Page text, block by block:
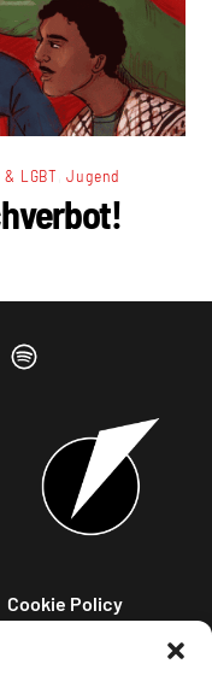
LGBT ,Jugend
Cookie Policy